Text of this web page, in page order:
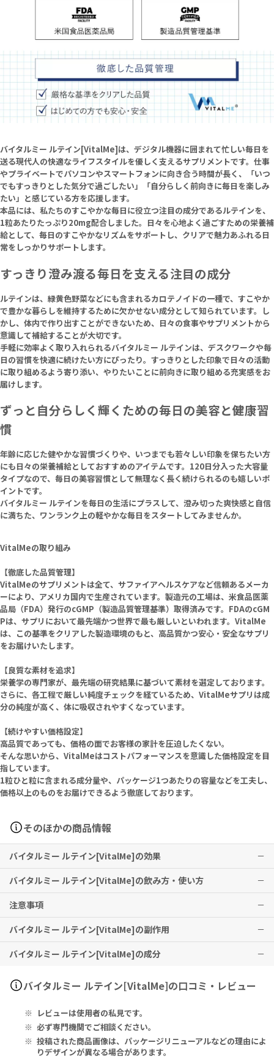
バイタルミー ルテイン[VitalMe]は、デジタル機器に囲まれて忙しい毎日を
送る現代人の快適なライフスタイルを優しく支えるサプリメントです。仕事
やプライベートでパソコンやスマートフォンに向き合う時間が長く、「いつ
でもすっきりとした気分で過ごしたい」「自分らしく前向きに毎日を楽しみ
たい」と感じている方を応援します。
本品には、私たちのすこやかな毎日に役立つ注目の成分であるルテインを、
1粒あたりたっぷり20mg配合しました。日々を心地よく過ごすための栄養補
給として、毎日のすこやかなリズムをサポートし、クリアで魅力あふれる日
常をしっかりサポートします。
すっきり澄み渡る毎日を支える注目の成分
ルテインは、緑黄色野菜などにも含まれるカロテノイドの一種で、すこやか
で豊かな暮らしを維持するために欠かせない成分として知られています。し
かし、体内で作り出すことができないため、日々の食事やサプリメントから
意識して補給することが大切です。
手軽に効率よく取り入れられるバイタルミー ルテインは、デスクワークや毎
日の習慣を快適に続けたい方にぴったり。すっきりとした印象で日々の活動
に取り組めるよう寄り添い、やりたいことに前向きに取り組める充実感をお
届けします。
ずっと自分らしく輝くための毎日の美容と健康習
慣
年齢に応じた健やかな習慣づくりや、いつまでも若々しい印象を保ちたい方
にも日々の栄養補給としておすすめのアイテムです。120日分入った大容量
タイプなので、毎日の美容習慣として無理なく長く続けられるのも嬉しいポ
イントです。
バイタルミー ルテインを毎日の生活にプラスして、澄み切った爽快感と自信
に満ちた、ワンランク上の軽やかな毎日をスタートしてみませんか。
VitalMeの取り組み
【徹底した品質管理】
VitalMeのサプリメントは全て、サファイアヘルスケアなど信頼あるメーカ
ーにより、アメリカ国内で生産されています。製造元の工場は、米食品医薬
品局（FDA）発行のcGMP（製造品質管理基準）取得済みです。FDAのcGM
Pは、サプリにおいて最先端かつ世界で最も厳しいといわれます。VitalMe
は、この基準をクリアした製造環境のもと、高品質かつ安心・安全なサプリ
をお届けいたします。
【良質な素材を追求】
栄養学の専門家が、最先端の研究結果に基づいて素材を選定しております。
さらに、各工程で厳しい純度チェックを経ているため、VitalMeサプリは成
分の純度が高く、体に吸収されやすくなっています。
【続けやすい価格設定】
高品質であっても、価格の面でお客様の家計を圧迫したくない。
そんな思いから、VitalMeはコストパフォーマンスを意識した価格設定を目
指しています。
1粒ひと粒に含まれる成分量や、パッケージ1つあたりの容量などを工夫し、
価格以上のものをお届けできるよう徹底しております。
そのほかの商品情報
バイタルミー ルテイン[VitalMe]の効果
パソコンやスマートフォンを日常的に使う方のクリアで心地よい毎日
と、年齢に応じたすこやかな習慣づくりに役立ちます。
バイタルミー ルテイン[VitalMe]の飲み方・使い方
1日1粒を目安に、水などと一緒にお召し上がりください。
注意事項
バイタルミーシリーズの製品には、植物由来成分を使用したものが多
く含まれています。
それらの成分の性質上、サプリメントに色むらや斑点が現れることが
また、商品の製造時期により、色が多少異なる場合もありますが、品
質に影響するものではございません。
必ず医師にご相談ください。
薬剤を服用中の方、治療中の方は、本品使用前に必ず医師にご相談く
ださい。
室温で保管してください。
バイタルミー ルテイン[VitalMe]の副作用
万一体質に合わないと感じた場合は、直ちに使用を中止し、医師にご
バイタルミー ルテイン[VitalMe]の成分
Serving Size 1 Tablet: Lutein 20mg
e, Vegetable Stearates, Silicon Dioxide, Hydroxypropyl Met
hylcellulose, Isomalt, Calcium Carbonate, Riboflavin, Mediu
m Chain Triglycerides, Iron Oxide Red
バイタルミー ルテイン[VitalMe]の口コミ・レビュー
レビューは使用者の私見です。
必ず専門機関でご相談ください。
投稿された商品画像は、パッケージリニューアルなどの理由によ
りデザインが異なる場合があります。